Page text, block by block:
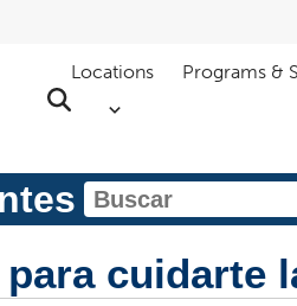
Locations Programs &
cuidarte